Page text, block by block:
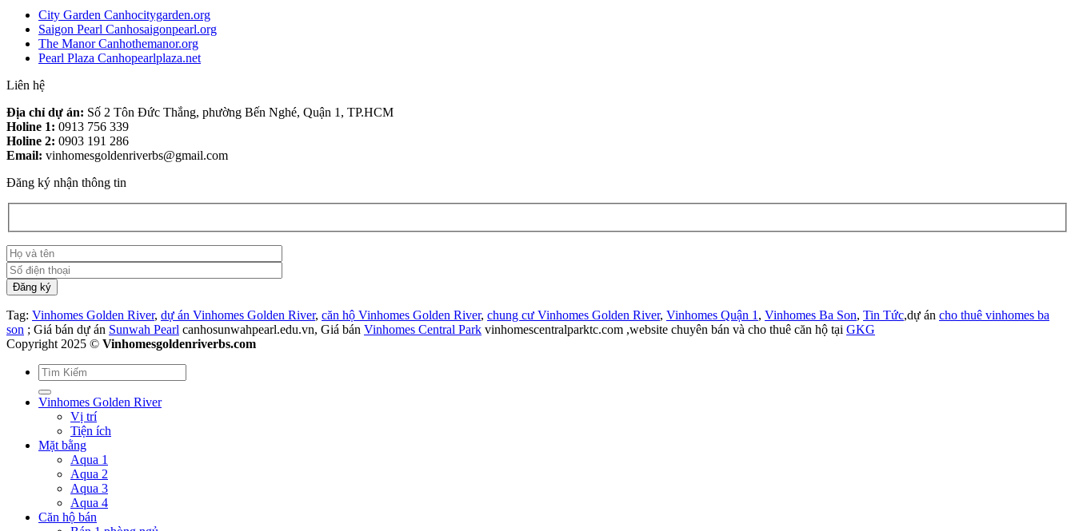
City Garden Canhocitygarden.org
Saigon Pearl Canhosaigonpearl.org
The Manor Canhothemanor.org
Pearl Plaza Canhopearlplaza.net
Liên hệ
Địa chỉ dự án: Số 2 Tôn Đức Thắng, phường Bến Nghé, Quận 1, TP.HCM
Holine 1: 0913 756 339
Holine 2: 0903 191 286
Email: vinhomesgoldenriverbs@gmail.com
Đăng ký nhận thông tin
Tag: Vinhomes Golden River, dự án Vinhomes Golden River, căn hộ Vinhomes Golden River, chung cư Vinhomes Golden River, Vinhomes Quận 1 , Vinhomes Ba Son, Tin Tức,dự án cho thuê vinhomes ba
son ; Giá bán dự án Sunwah Pearl canhosunwahpearl.edu.vn, Giá bán Vinhomes Central Park vinhomescentralparktc.com ,website chuyên bán và cho thuê căn hộ tại GKG
Copyright 2025 © Vinhomesgoldenriverbs.com
Vinhomes Golden River
Vị trí
Tiện ích
Mặt bằng
Aqua 1
Aqua 2
Aqua 3
Aqua 4
Căn hộ bán